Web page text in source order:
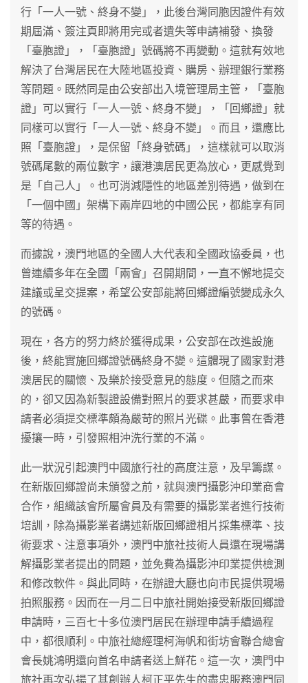
行「一人一號、終身不變」，此後台灣同胞因證件有效
期屆滿、簽注頁即將用完或者遺失等申請補發、換發
「臺胞證」，「臺胞證」號碼將不再變動。這就有效地
解決了台灣居民在大陸地區投資、購房、辦理銀行業務
等問題。既然同是由公安部出入境管理局主管，「臺胞
證」可以實行「一人一號、終身不變」，「回鄉證」就
同樣可以實行「一人一號、終身不變」。而且，還應比
照「臺胞證」，是保留「終身號碼」，這樣就可以取消
號碼尾數的兩位數字，讓港澳居民更為放心，更感覺到
是「自己人」。也可消減隱性的地區差別待遇，做到在
「一個中國」架構下兩岸四地的中國公民，都能享有同
等的待遇。
而據說，澳門地區的全國人大代表和全國政協委員，也
曾連續多年在全國「兩會」召開期間，一直不懈地提交
建議或呈交提案，希望公安部能將回鄉證編號變成永久
的號碼。
現在，各方的努力終於獲得成果，公安部在改進設施
後，終能實施回鄉證號碼終身不變。這體現了國家對港
澳居民的關懷、及樂於接受意見的態度。但隨之而來
的，卻又因為新製證設備對照片的要求甚嚴，而要求申
請者必須提交標準頗為嚴苛的照片光碟。此事曾在香港
擾攘一時，引發照相沖洗行業的不滿。
此一狀況引起澳門中國旅行社的高度注意，及早籌謀。
在新版回鄉證尚未頒發之前，就與澳門攝影沖印業商會
合作，組織該會所屬會員及有需要的攝影業者進行技術
培訓，除為攝影業者講述新版回鄉證相片採集標準、技
術要求、注意事項外，澳門中旅社技術人員還在現場講
解攝影業者提出的問題，並免費為攝影沖印業提供檢測
和修改軟件。與此同時，在辦證大廳也向市民提供現場
拍照服務。因而在一月二日中旅社開始接受新版回鄉證
申請時，三百七十多位澳門居民在辦理申請手續過程
中，都很順利。中旅社總經理柯海帆和街坊會聯合總會
會長姚鴻明還向首名申請者送上鮮花。這一次，澳門中
旅社再次弘揚了其創辦人柯正平先生的盡忠服務澳門同